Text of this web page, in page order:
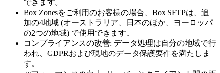
できます。
Box Zonesをご利用のお客様の場合、Box SFTPは、追
加の4地域 (オーストラリア、日本のほか、ヨーロッパ
の2つの地域) で使用できます。
コンプライアンスの改善: データ処理は自分の地域で行
われ、GDPRおよび現地のデータ保護要件を満たしま
す。